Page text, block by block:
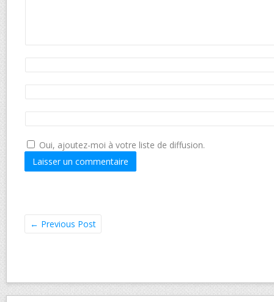
Oui, ajoutez-moi à votre liste de diffusion.
← Previous Post